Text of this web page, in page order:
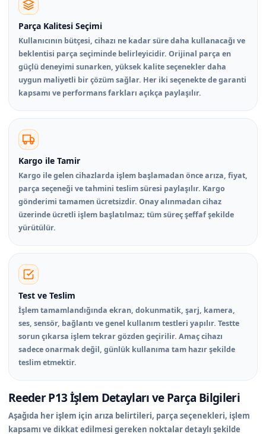
Parça Kalitesi Seçimi
Kullanıcının bütçesi, cihazı ne kadar süre daha kullanacağı ve
beklentisi parça seçiminde belirleyicidir. Orijinal parça en
güçlü deneyimi sunarken, yüksek kalite seçenekler daha
uygun maliyetli bir çözüm sağlar. Her iki seçenekte de garanti
kapsamı ve performans farkları açıkça paylaşılır.
Kargo ile Tamir
Kargo ile gelen cihazlarda işlem başlamadan önce arıza, fiyat,
parça seçeneği ve tahmini teslim süresi paylaşılır. Kargo
gönderimi tamamen ücretsizdir. Onay alınmadan cihaz
üzerinde ücretli işlem başlatılmaz; tüm süreç şeffaf şekilde
yürütülür.
Test ve Teslim
İşlem tamamlandığında ekran, dokunmatik, şarj, kamera,
ses, sensör, bağlantı ve genel kullanım testleri yapılır. Testte
sorun çıkarsa işlem tekrar gözden geçirilir. Amaç cihazı
sadece onarmak değil, günlük kullanıma tam hazır şekilde
teslim etmektir.
Reeder P13 İşlem Detayları ve Parça Bilgileri
Aşağıda her işlem için arıza belirtileri, parça seçenekleri, işlem
kapsamı ve dikkat edilmesi gereken noktalar detaylı şekilde